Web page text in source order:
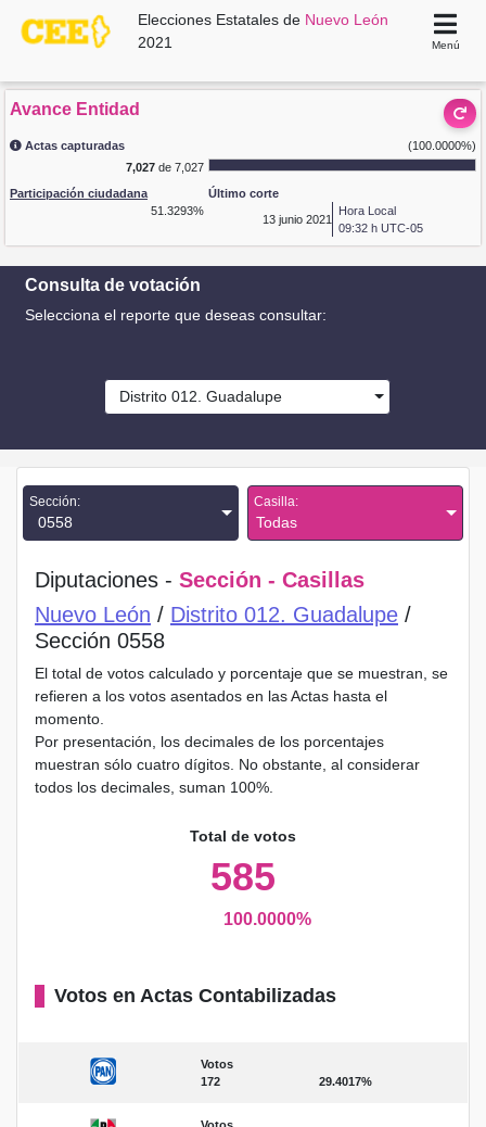
Elecciones Estatales de Nuevo León
2021
Menú
Avance Entidad
Actas capturadas
(100.0000%)
7,027de 7,027
Participación ciudadana
51.3293%
Último corte
13 junio 2021
Hora Local
09:32 h UTC-05
Consulta de votación
Selecciona el reporte que deseas consultar:
Distrito 012. Guadalupe
Sección:
0558
Casilla:
Todas
Diputaciones - Sección - Casillas
Nuevo León / Distrito 012. Guadalupe /
Sección 0558
El total de votos calculado y porcentaje que se muestran, se
refieren a los votos asentados en las Actas hasta el
momento.
Por presentación, los decimales de los porcentajes
muestran sólo cuatro dígitos. No obstante, al considerar
todos los decimales, suman 100%.
Total de votos
585
100.0000%
Votos en Actas Contabilizadas
Votos
172
29.4017%